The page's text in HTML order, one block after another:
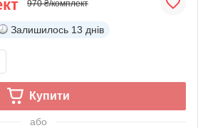
970 ₴/комплект
Залишилось 13 днів
Купити
або